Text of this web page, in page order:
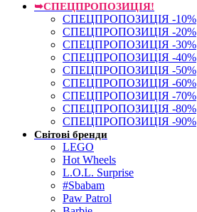
➥СПЕЦПРОПОЗИЦІЯ!
СПЕЦПРОПОЗИЦІЯ -10%
СПЕЦПРОПОЗИЦІЯ -20%
СПЕЦПРОПОЗИЦІЯ -30%
СПЕЦПРОПОЗИЦІЯ -40%
СПЕЦПРОПОЗИЦІЯ -50%
СПЕЦПРОПОЗИЦІЯ -60%
СПЕЦПРОПОЗИЦІЯ -70%
СПЕЦПРОПОЗИЦІЯ -80%
СПЕЦПРОПОЗИЦІЯ -90%
Світові бренди
LEGO
Hot Wheels
L.O.L. Surprise
#Sbabam
Paw Patrol